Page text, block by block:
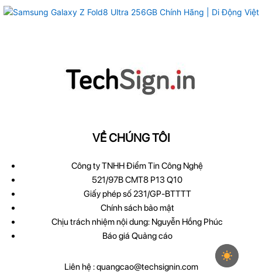
VỀ CHÚNG TÔI
Công ty TNHH Điểm Tin Công Nghệ
521/97B CMT8 P13 Q10
Giấy phép số 231/GP-BTTTT
Chính sách bảo mật
Chịu trách nhiệm nội dung: Nguyễn Hồng Phúc
Báo giá Quảng cáo
Liên hệ :quangcao@techsignin.com